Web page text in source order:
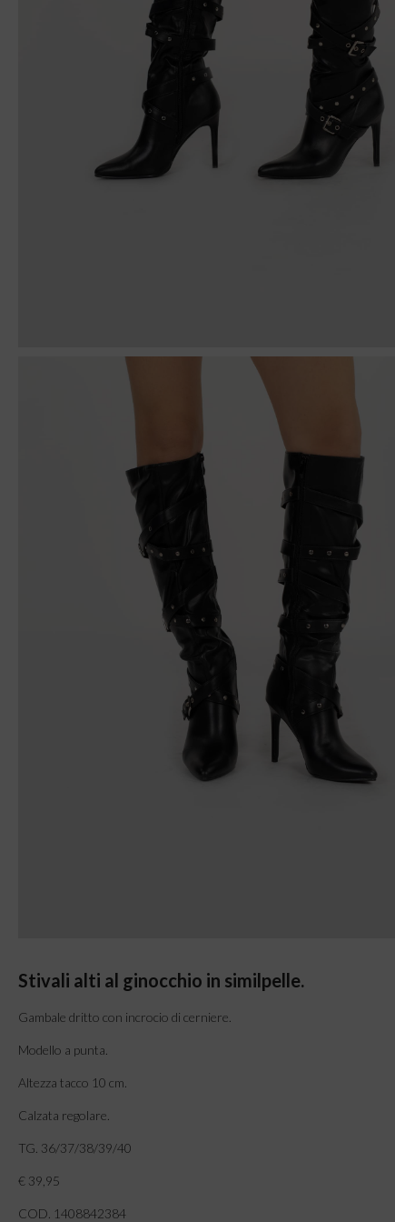
Stivali alti al ginocchio in similpelle.
Gambale dritto con incrocio di cerniere.
Modello a punta.
Altezza tacco 10 cm.
Calzata regolare.
TG. 36/37/38/39/40
€ 39,95
COD. 1408842384